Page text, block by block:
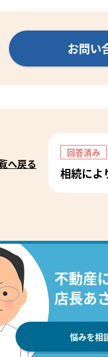
お問い
へ戻る
回答済み
相続によ
不動産
店長あ
悩みを相